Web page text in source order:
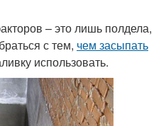
– это лишь полдела,
с тем, чем засыпать
использовать.